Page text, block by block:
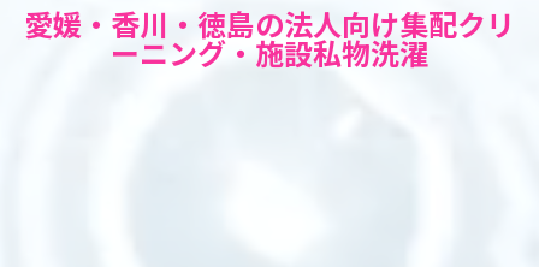
愛媛・香川・徳島の法人向け集配クリ
ーニング・施設私物洗濯